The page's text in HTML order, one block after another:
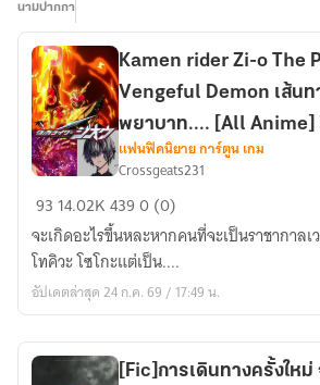
นามปากกา
rider
Zi-
o
The
Path
of
Kamen rider Zi-o The
Vengeful Demon เส้นท
พยาบาท.... [All Anime]
แฟนฟิคนิยาย การ์ตูน เกม
Crossgeats231
93 14.02K4390 (0)
จะเกิดอะไรขึ้นหละหากคนที่จะเป็นราชากาล
โทคิวะ โซโกะแต่เป็น....
อัปเดตล่าสุด 24 ก.ค. 69 / 17:49 น.
[Fic]การเดินทางครั้งให